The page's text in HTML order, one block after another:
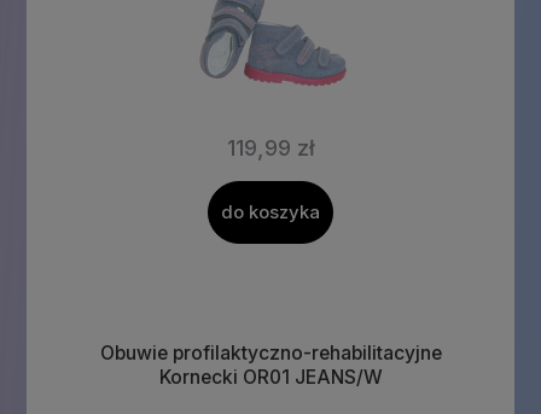
119,99 zł
do koszyka
Obuwie profilaktyczno-rehabilitacyjne
Kornecki OR01 JEANS/W